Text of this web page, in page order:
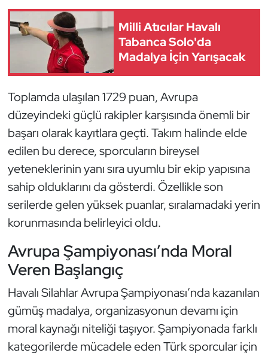
Milli Atıcılar Havalı
Tabanca Solo'da
Madalya İçin Yarışacak
Toplamda ulaşılan 1729 puan, Avrupa
düzeyindeki güçlü rakipler karşısında önemli bir
başarı olarak kayıtlara geçti. Takım halinde elde
edilen bu derece, sporcuların bireysel
yeteneklerinin yanı sıra uyumlu bir ekip yapısına
sahip olduklarını da gösterdi. Özellikle son
serilerde gelen yüksek puanlar, sıralamadaki yerin
korunmasında belirleyici oldu.
Avrupa Şampiyonası’nda Moral
Veren Başlangıç
Havalı Silahlar Avrupa Şampiyonası’nda kazanılan
gümüş madalya, organizasyonun devamı için
moral kaynağı niteliği taşıyor. Şampiyonada farklı
kategorilerde mücadele eden Türk sporcular için
Sualtı Sporları
Tekvando
Tenis
Triatlon
Voleybol
Vücut Geliştirme Fitness
Wushu Kungfu
Yelken
Yüzme